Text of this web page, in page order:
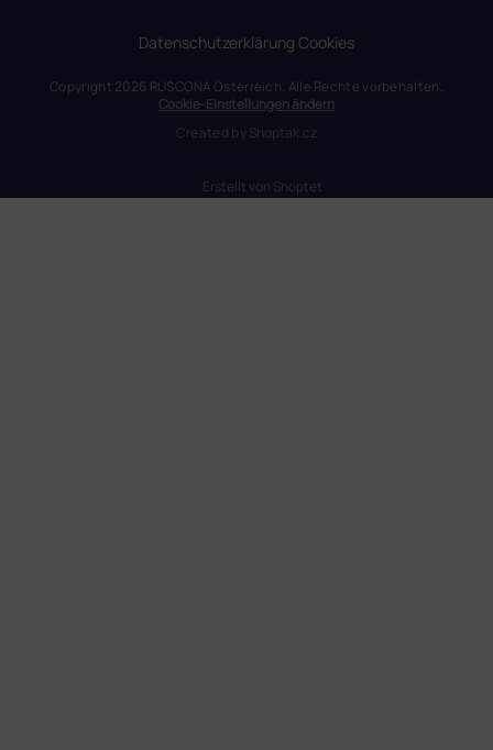
DatenschutzerklärungCookies
Erstellt von Shoptet
Copyright 2026 RUSCONA Österreich. Alle Rechte vorbehalten.
Cookie-Einstellungen ändern
Created byShoptak.cz